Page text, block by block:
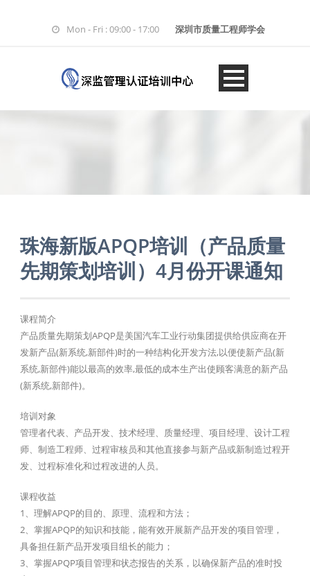
Mon - Fri : 09:00 - 17:00 深圳市质量工程师学会
珠海新版APQP培训（产品质量
先期策划培训）4月份开课通知
课程简介
产品质量先期策划APQP是美国汽车工业行动集团提供给供应商在开
发新产品(新系统,新部件)时的一种结构化开发方法,以便使新产品(新
系统,新部件)能以最高的效率,最低的成本生产出使顾客满意的新产品
(新系统,新部件)。
培训对象
管理者代表、产品开发、技术经理、质量经理、项目经理、设计工程
师、制造工程师、过程审核员和其他直接参与新产品或新制造过程开
发、过程标准化和过程改进的人员。
课程收益
1、理解APQP的目的、原理、流程和方法；
2、掌握APQP的知识和技能，能有效开展新产品开发的项目管理，
具备担任新产品开发项目组长的能力；
3、掌握APQP项目管理和状态报告的关系，以确保新产品的准时投